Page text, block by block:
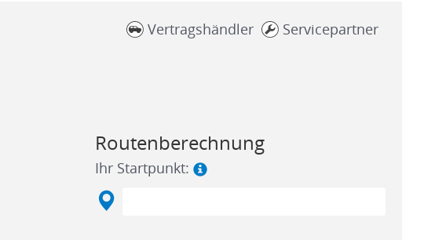
Vertragshändler Servicepartner
Routenberechnung
Ihr Startpunkt: